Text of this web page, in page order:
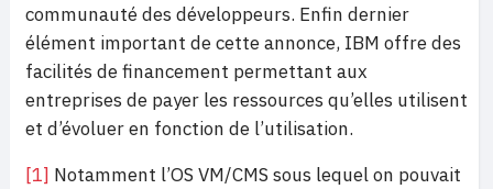
communauté des développeurs. Enfin dernier
élément important de cette annonce, IBM offre des
facilités de financement permettant aux
entreprises de payer les ressources qu’elles utilisent
et d’évoluer en fonction de l’utilisation.
[1] Notamment l’OS VM/CMS sous lequel on pouvait